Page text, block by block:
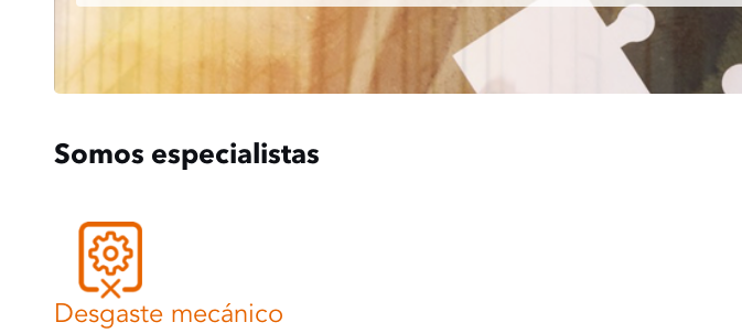
Somos especialistas
Desgaste mecánico